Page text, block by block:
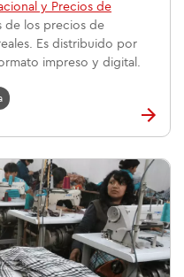
y Precios de
de los precios de
Es distribuido por
impreso y digital.